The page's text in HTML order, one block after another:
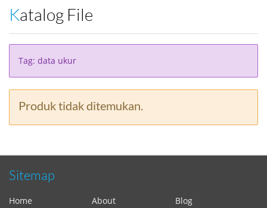
Katalog File
Tag: data ukur
Produk tidak ditemukan.
Sitemap
Home About
Blog